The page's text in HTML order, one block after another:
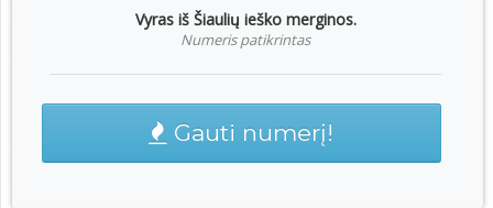
Vyras iš Šiaulių ieško merginos.
Numeris patikrintas
Gauti numerį!